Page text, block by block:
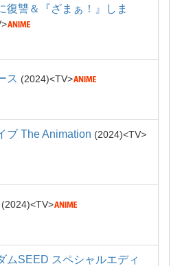
復讐＆『ざまぁ！』しま
ス 2024 TV
ブ The Animation 2024 TV
2024 TV
ムSEED スペシャルエディ